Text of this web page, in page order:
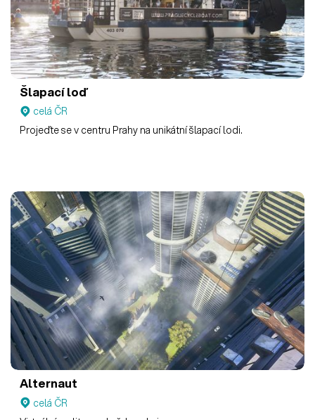
Šlapací loď
celá ČR
Projeďte se v centru Prahy na unikátní šlapací lodi.
Alternaut
celá ČR